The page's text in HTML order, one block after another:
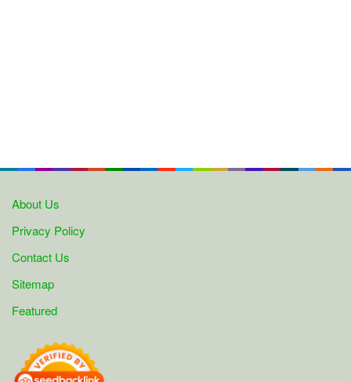
About Us
Privacy Policy
Contact Us
Sitemap
Featured